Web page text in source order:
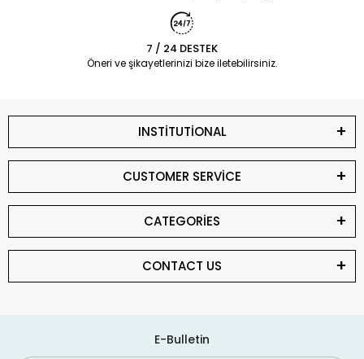
7 / 24 DESTEK
Öneri ve şikayetlerinizi bize iletebilirsiniz.
INSTİTUTİONAL
CUSTOMER SERVİCE
CATEGORİES
CONTACT US
E-Bulletin